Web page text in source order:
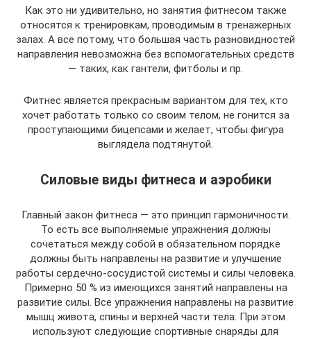
Как это ни удивительно, но занятия фитнесом также
относятся к тренировкам, проводимым в тренажерных
залах. А все потому, что большая часть разновидностей
направления невозможна без вспомогательных средств
— таких, как гантели, фитболы и пр.
Фитнес является прекрасным вариантом для тех, кто
хочет работать только со своим телом, не гонится за
проступающими бицепсами и желает, чтобы фигура
выглядела подтянутой.
Силовые виды фитнеса и аэробики
Главный закон фитнеса — это принцип гармоничности.
То есть все выполняемые упражнения должны
сочетаться между собой в обязательном порядке
должны быть направлены на развитие и улучшение
работы сердечно-сосудистой системы и силы человека.
Примерно 50 % из имеющихся занятий направлены на
развитие силы. Все упражнения направлены на развитие
мышц живота, спины и верхней части тела. При этом
используют следующие спортивные снаряды для